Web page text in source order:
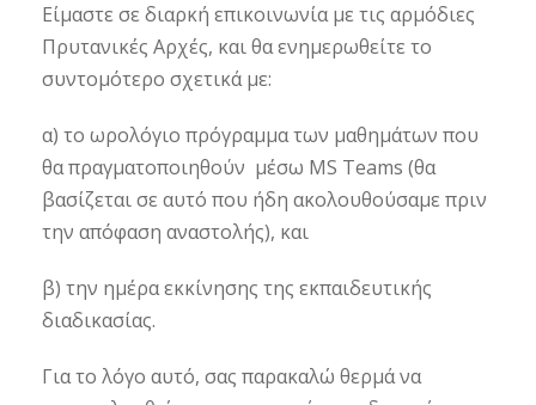
Είμαστε σε διαρκή επικοινωνία με τις αρμόδιες
Πρυτανικές Αρχές, και θα ενημερωθείτε το
συντομότερο σχετικά με:
α) το ωρολόγιο πρόγραμμα των μαθημάτων που
θα πραγματοποιηθούν μέσω MS Teams (θα
βασίζεται σε αυτό που ήδη ακολουθούσαμε πριν
την απόφαση αναστολής), και
β) την ημέρα εκκίνησης της εκπαιδευτικής
διαδικασίας.
Για το λόγο αυτό, σας παρακαλώ θερμά να